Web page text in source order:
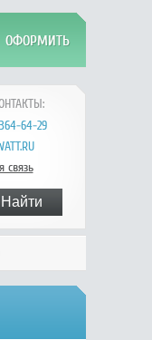
64-29
связь